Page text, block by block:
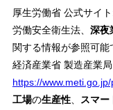
厚生労働省 公式サイ
労働安全衛生法、 深夜
関する情報が参照可能
経済産業省 製造産業
https://
工場の生産性、 スマー